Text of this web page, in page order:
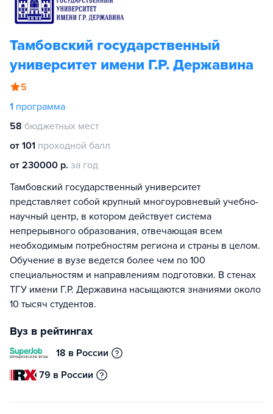
Тамбовский государственный
университет имени Г.Р. Державина
5
1 программа
58 бюджетных мест
от 101 проходной балл
от 230000 р. за год
Тамбовский государственный университет
представляет собой крупный многоуровневый учебно-
научный центр, в котором действует система
непрерывного образования, отвечающая всем
необходимым потребностям региона и страны в целом.
Обучение в вузе ведется более чем по 100
специальностям и направлениям подготовки. В стенах
ТГУ имени Г.Р. Державина насыщаются знаниями около
10 тысяч студентов.
Вуз в рейтингах
18 в России
79 в России